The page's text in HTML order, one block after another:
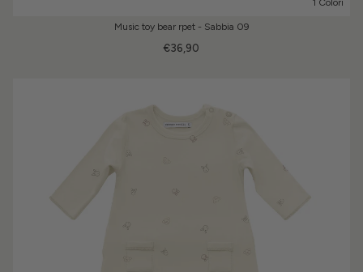
1 Colori
Music toy bear rpet - Sabbia 09
€36,90